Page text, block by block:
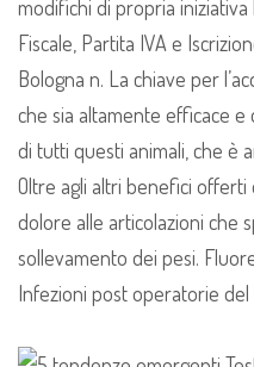
modifichi di propria
Fiscale, Partita IVA e
Bologna n. La chiave per
che sia altamente efficace e
di tutti questi animali, che è
Oltre agli altri benefici offerti
dolore alle articolazioni che
sollevamento dei pesi.
Infezioni post operatorie